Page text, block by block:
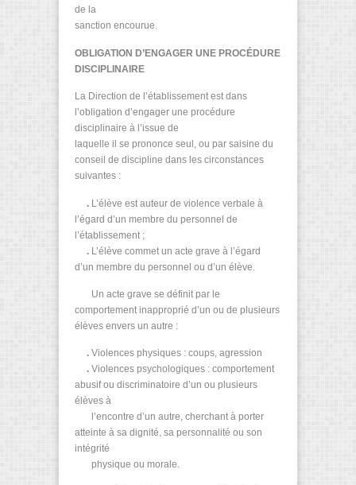
de la
sanction encourue.
OBLIGATION D’ENGAGER UNE PROCÉDURE
DISCIPLINAIRE
La Direction de l’établissement est dans
l’obligation d’engager une procédure
disciplinaire à l’issue de
laquelle il se prononce seul, ou par saisine du
conseil de discipline dans les circonstances
suivantes :
. L’élève est auteur de violence verbale à
l’égard d’un membre du personnel de
l’établissement ;
. L’élève commet un acte grave à l’égard
d’un membre du personnel ou d’un élève.
Un acte grave se définit par le
comportement inapproprié d’un ou de plusieurs
élèves envers un autre :
. Violences physiques : coups, agression
. Violences psychologiques : comportement
abusif ou discriminatoire d’un ou plusieurs
élèves à
l’encontre d’un autre, cherchant à porter
atteinte à sa dignité, sa personnalité ou son
intégrité
physique ou morale.